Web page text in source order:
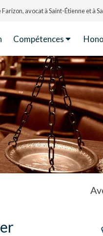
avocat à Saint-Étienne et à
Compétences